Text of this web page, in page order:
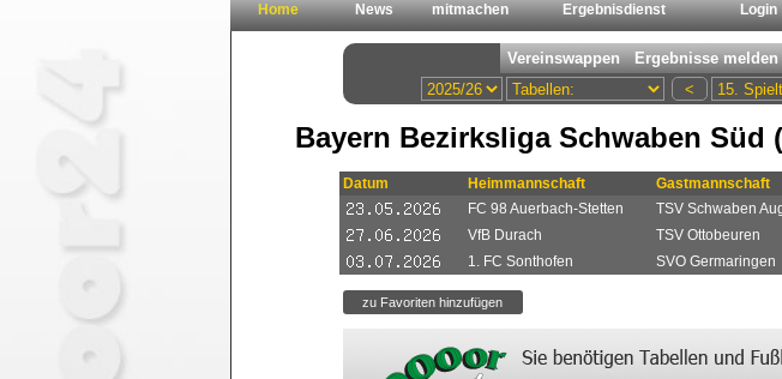
Home News mitmachen Ergebnisdienst Login
Bayern Bezirksliga Schwaben Süd
Datum Heimmannschaft Gastmannschaft
FC 98 Auerbach-Stetten
TSV Schwaben
VfB Durach
TSV Ottobeuren
1. FC Sonthofen
SVO Germaringen